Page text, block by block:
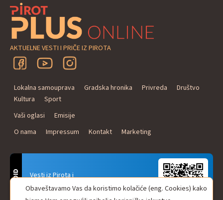
AKTUELNE VESTI I PRIČE IZ PIROTA
Lokalna samouprava Gradska hronika Privreda
Društvo
Kultura
Sport
Vaši oglasi
Emisije
O nama
Impressum Kontakt Marketing
Vesti iz Pirota i
Naxi Plus Radio
Uvek u Vašem džepu!
ANDROID Obaveštavamo Vas da koristimo kolačiće (eng. Cookies) kako